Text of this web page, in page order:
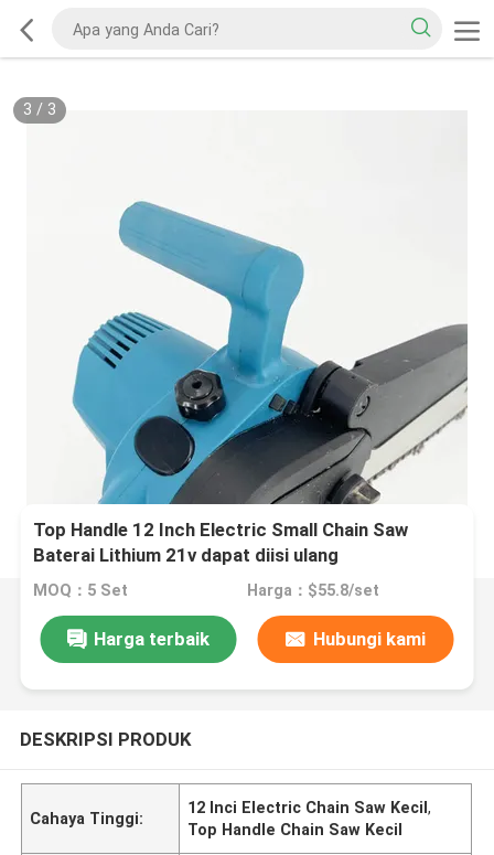
3 / 3
Top Handle 12 Inch Electric Small Chain Saw
Baterai Lithium 21v dapat diisi ulang
MOQ：5 Set Harga：$55.8/set
Harga terbaik Hubungi kami
DESKRIPSI PRODUK
Cahaya Tinggi:
12 Inci Electric Chain Saw Kecil,
Top Handle Chain Saw Kecil